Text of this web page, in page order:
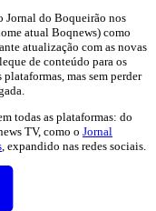
Jornal do Boqueirão nos
atual Boqnews) como
atualização com as novas
de conteúdo para os
mas sem perder
todas as plataformas: do
TV, como o Jornal
, expandido nas redes sociais.